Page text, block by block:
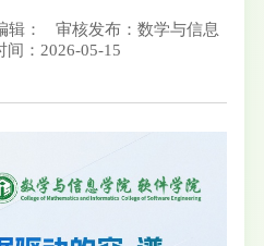
辑：
审核发布：数学与信息
间：2026-05-15